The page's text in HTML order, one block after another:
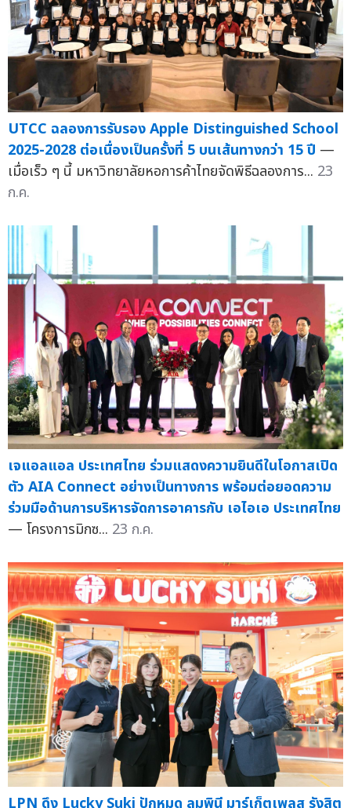
UTCC ฉลองการรับรอง Apple Distinguished School
2025-2028 ต่อเนื่องเป็นครั้งที่ 5 บนเส้นทางกว่า 15 ปี —
เมื่อเร็ว ๆ นี้ มหาวิทยาลัยหอการค้าไทยจัดพิธีฉลองการ... 23
ก.ค.
เจแอลแอล ประเทศไทย ร่วมแสดงความยินดีในโอกาสเปิด
ตัว AIA Connect อย่างเป็นทางการ พร้อมต่อยอดความ
ร่วมมือด้านการบริหารจัดการอาคารกับ เอไอเอ ประเทศไทย
— โครงการมิกซ... 23 ก.ค.
LPN ดึง Lucky Suki ปักหมุด ลุมพินี มาร์เก็ตเพลส รังสิต